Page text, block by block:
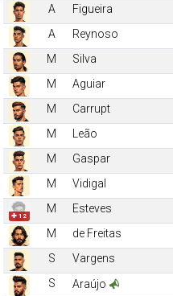
A
Figueira
A
Reynoso
M
Silva
M
Aguiar
M
Carrupt
M
Leão
M
Gaspar
M
Vidigal
✚ 12
M Esteves
M
de Freitas
S
Vargens
S
Araújo